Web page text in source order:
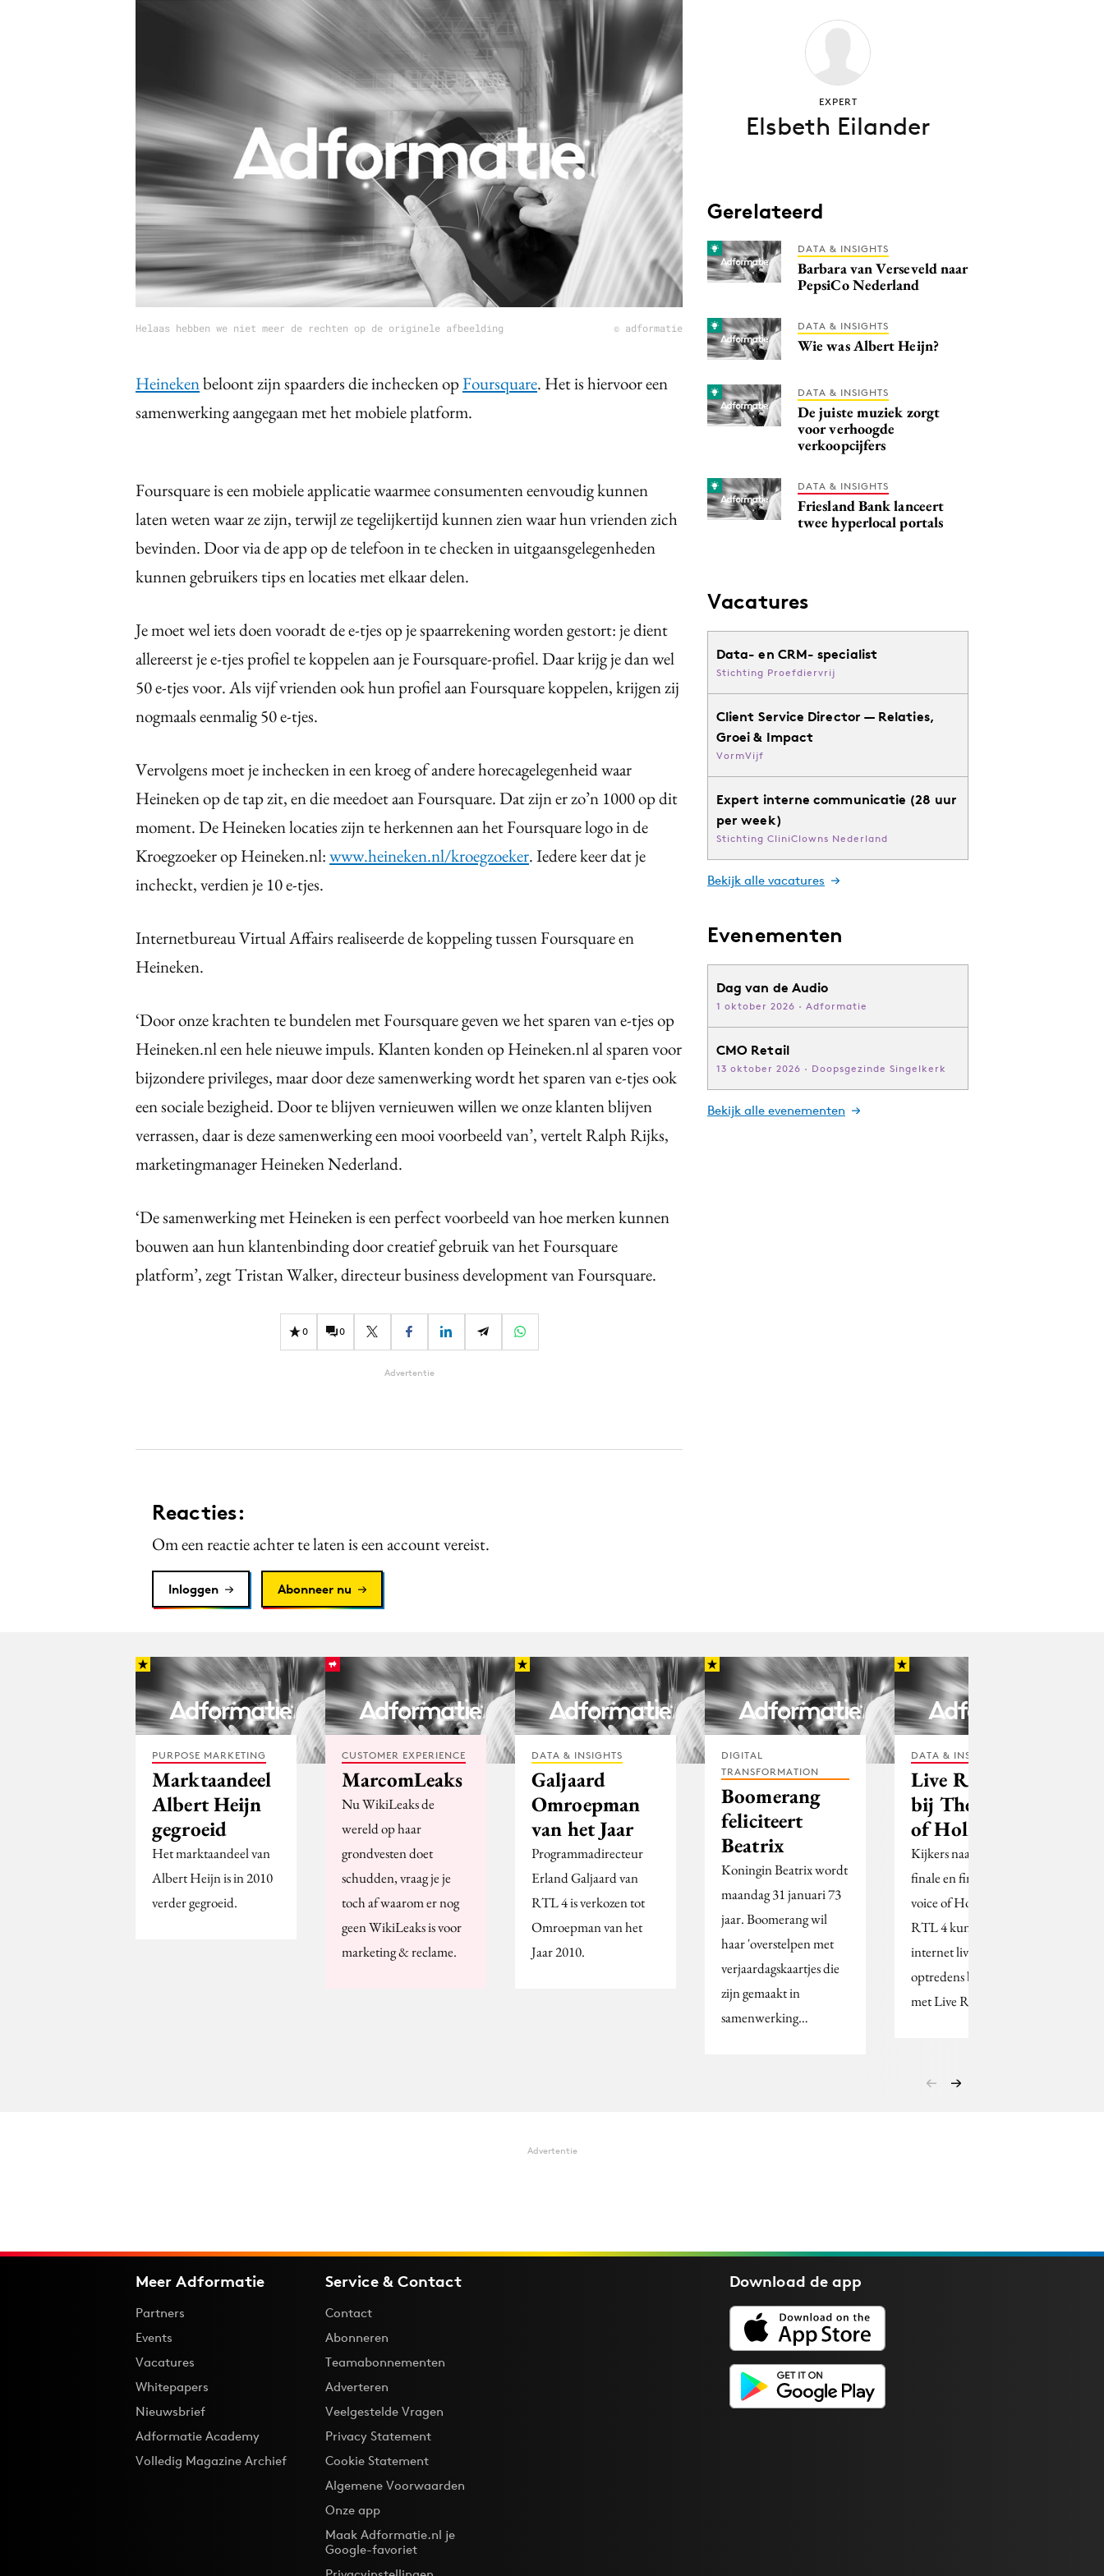
Gedragsverandering
Influencer marketing
Interne communicatie
Martech
Purpose Marketing
Reputatie & crisis
Helaas hebben we niet meer de rechten op de originele afbeelding © adformatie
Heinekenbeloont zijn spaarders die inchecken opFoursquare. Het is hiervoor een
samenwerking aangegaan met het mobiele platform.
Foursquare is een mobiele applicatie waarmee consumenten eenvoudig kunnen
laten weten waar ze zijn, terwijl ze tegelijkertijd kunnen zien waar hun vrienden zich
bevinden. Door via de app op de telefoon in te checken in uitgaansgelegenheden
kunnen gebruikers tips en locaties met elkaar delen.
Je moet wel iets doen vooradt de e-tjes op je spaarrekening worden gestort: je dient
allereerst je e-tjes profiel te koppelen aan je Foursquare-profiel. Daar krijg je dan wel
50 e-tjes voor. Als vijf vrienden ook hun profiel aan Foursquare koppelen, krijgen zij
nogmaals eenmalig 50 e-tjes.
Vervolgens moet je inchecken in een kroeg of andere horecagelegenheid waar
Heineken op de tap zit, en die meedoet aan Foursquare. Dat zijn er zo’n 1000 op dit
moment. De Heineken locaties zijn te herkennen aan het Foursquare logo in de
Kroegzoeker op Heineken.nl:www.heineken.nl/kroegzoeker. Iedere keer dat je
incheckt, verdien je 10 e-tjes.
Internetbureau Virtual Affairs realiseerde de koppeling tussen Foursquare en
Heineken.
‘Door onze krachten te bundelen met Foursquare geven we het sparen van e-tjes op
Heineken.nl een hele nieuwe impuls. Klanten konden op Heineken.nl al sparen voor
bijzondere privileges, maar door deze samenwerking wordt het sparen van e-tjes ook
een sociale bezigheid. Door te blijven vernieuwen willen we onze klanten blijven
verrassen, daar is deze samenwerking een mooi voorbeeld van’, vertelt Ralph Rijks,
marketingmanager Heineken Nederland.
‘De samenwerking met Heineken is een perfect voorbeeld van hoe merken kunnen
bouwen aan hun klantenbinding door creatief gebruik van het Foursquare
platform’, zegt Tristan Walker, directeur business development van Foursquare.
0 0
Advertentie
Reacties:
Om een reactie achter te laten is een account vereist.
Inloggen Abonneer nu
EXPERT
Elsbeth Eilander
Gerelateerd
DATA & INSIGHTS
Barbara van Verseveld naar
PepsiCo Nederland
DATA & INSIGHTS
Wie was Albert Heijn?
DATA & INSIGHTS
De juiste muziek zorgt
voor verhoogde
verkoopcijfers
DATA & INSIGHTS
Friesland Bank lanceert
twee hyperlocal portals
Vacatures
Data- en CRM- specialist
Stichting Proefdiervrij
Client Service Director — Relaties,
Groei & Impact
VormVijf
Expert interne communicatie (28 uur
per week)
Stichting CliniClowns Nederland
Bekijk alle vacatures
Evenementen
Dag van de Audio
1 oktober 2026 · Adformatie
CMO Retail
13 oktober 2026 · Doopsgezinde Singelkerk
Bekijk alle evenementen
PURPOSE MARKETING
Marktaandeel
Albert Heijn
gegroeid
Het marktaandeel van
Albert Heijn is in 2010
verder gegroeid.
CUSTOMER EXPERIENCE
MarcomLeaks
Nu WikiLeaks de
wereld op haar
grondvesten doet
schudden, vraag je je
toch af waarom er nog
geen WikiLeaks is voor
marketing & reclame.
DATA & INSIGHTS
Galjaard
Omroepman
van het Jaar
Programmadirecteur
Erland Galjaard van
RTL 4 is verkozen tot
Omroepman van het
Jaar 2010.
DIGITAL
TRANSFORMATION
Boomerang
feliciteert
Beatrix
Koningin Beatrix wordt
maandag 31 januari 73
jaar. Boomerang wil
haar 'overstelpen met
verjaardagskaartjes die
zijn gemaakt in
samenwerking…
DATA & INSIGHTS
Live Rating
bij The voice
of Holland
Kijkers naar de halve
finale en finale van The
voice of Holland op
RTL 4 kunnen via
internet live de
optredens beoordelen
met Live Rating.
Advertentie
Meer Adformatie
Partners
Events
Vacatures
Whitepapers
Nieuwsbrief
Adformatie Academy
Volledig Magazine Archief
Service & Contact
Contact
Abonneren
Teamabonnementen
Adverteren
Veelgestelde Vragen
Privacy Statement
Cookie Statement
Algemene Voorwaarden
Onze app
Maak Adformatie.nl je
Google-favoriet
Download deapp